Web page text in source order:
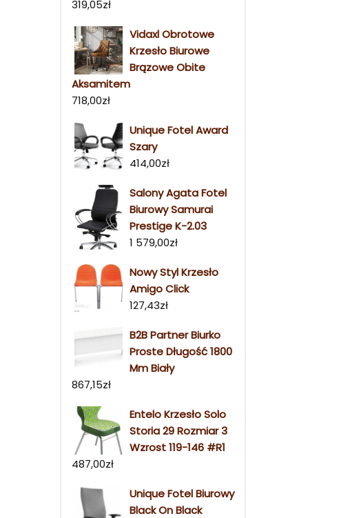
319,05zł
Vidaxl Obrotowe
Krzesło Biurowe
Brązowe Obite
Aksamitem
718,00zł
Unique Fotel Award
Szary
414,00zł
Salony Agata Fotel
Biurowy Samurai
Prestige K-2.03
1 579,00zł
Nowy Styl Krzesło
Amigo Click
127,43zł
B2B Partner Biurko
Proste Długość 1800
Mm Biały
867,15zł
Entelo Krzesło Solo
Storia 29 Rozmiar 3
Wzrost 119-146 #R1
487,00zł
Unique Fotel Biurowy
Black On Black